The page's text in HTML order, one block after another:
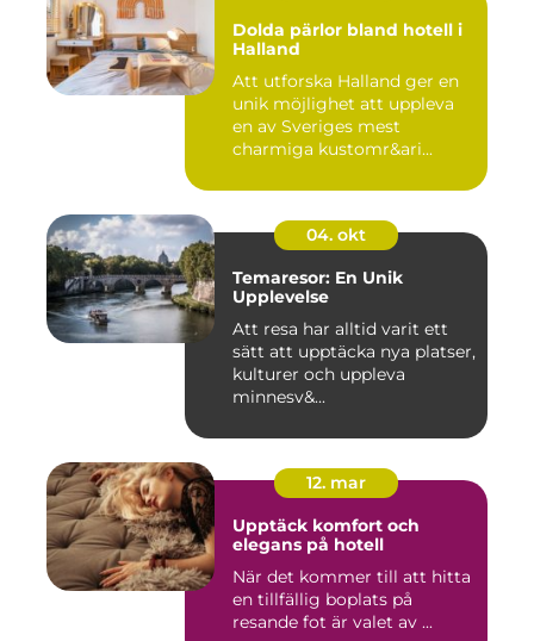
Dolda pärlor bland hotell i
Halland
Att utforska Halland ger en
unik möjlighet att uppleva
en av Sveriges mest
charmiga kustomr&ari...
04. okt
Temaresor: En Unik
Upplevelse
Att resa har alltid varit ett
sätt att upptäcka nya platser,
kulturer och uppleva
minnesv&...
12. mar
Upptäck komfort och
elegans på hotell
När det kommer till att hitta
en tillfällig boplats på
resande fot är valet av ...